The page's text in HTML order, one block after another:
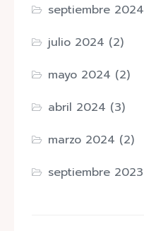
septiembre 2024
julio 2024 (2)
mayo 2024 (2)
abril 2024 (3)
marzo 2024 (2)
septiembre 2023